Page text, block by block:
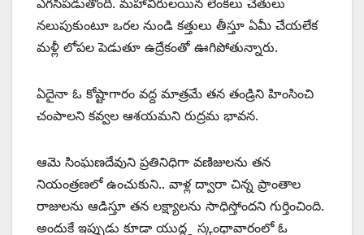
ఎగసిపడుతోంది. మహావీరులయిన లెంకలు చేతులు
నలుపుకుంటూ ఒరల నుండి కత్తులు తీస్తూ ఏమీ చేయలేక
మళ్లీ లోపల పెడుతూ ఉద్రేకంతో ఊగిపోతున్నారు.
ఏదైనా ఓ కోష్టాగారం వద్ద మాత్రమే తన తండ్రిని హింసించి
చంపాలని కవ్వల ఆశయమని రుద్రమ భావన.
ఆమె సింఘణదేవుని ప్రతినిధిగా వణిజులను తన
నియంత్రణలో ఉంచుకుని.. వాళ్ల ద్వారా చిన్న ప్రాంతాల
రాజులను ఆడిస్తూ తన లక్ష్యాలను సాధిస్తోందని గుర్తించింది.
అందుకే ఇప్పుడు కూడా యుద్ధ్ద స్కంధావారంలో ఓ